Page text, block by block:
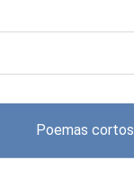
Poemas cortos